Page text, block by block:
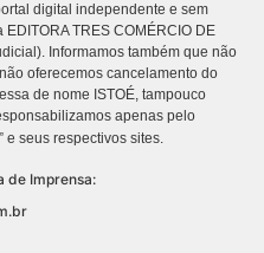
digital independente e sem
TRES COMÉRCIO DE
Informamos também que não
oferecemos cancelamento do
de nome ISTOÉ, tampouco
apenas pelo
” e seus respectivos sites.
de Imprensa: